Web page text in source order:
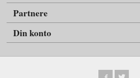
Partnere
Din konto